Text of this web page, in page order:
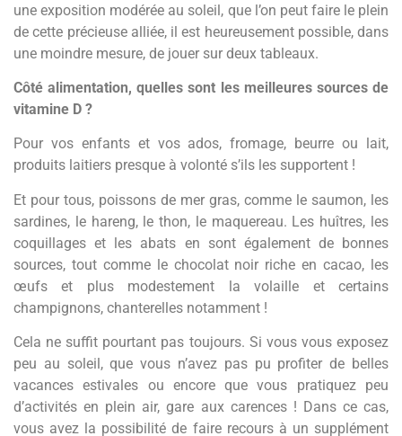
une exposition modérée au soleil, que l’on peut faire le plein
de cette précieuse alliée, il est heureusement possible, dans
une moindre mesure, de jouer sur deux tableaux.
Côté alimentation, quelles sont les meilleures sources de
vitamine D ?
Pour vos enfants et vos ados, fromage, beurre ou lait,
produits laitiers presque à volonté s’ils les supportent !
Et pour tous, poissons de mer gras, comme le saumon, les
sardines, le hareng, le thon, le maquereau. Les huîtres, les
coquillages et les abats en sont également de bonnes
sources, tout comme le chocolat noir riche en cacao, les
œufs et plus modestement la volaille et certains
champignons, chanterelles notamment !
Cela ne suffit pourtant pas toujours. Si vous vous exposez
peu au soleil, que vous n’avez pas pu profiter de belles
vacances estivales ou encore que vous pratiquez peu
d’activités en plein air, gare aux carences ! Dans ce cas,
vous avez la possibilité de faire recours à un supplément